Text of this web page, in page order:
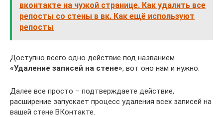
вконтакте на чужой странице. Как удалить все
репосты со стены в вк. Как ещё используют
репосты
Доступно всего одно действие под названием
«Удаление записей на стене», вот оно нам и нужно.
Далее все просто – подтверждаете действие,
расширение запускает процесс удаления всех записей на
вашей стене ВКонтакте.